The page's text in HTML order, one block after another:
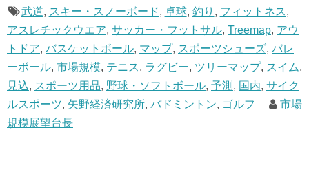
武道, スキー・スノーボード, 卓球, 釣り , フィットネス,
アスレチックウエア, サッカー・フットサル, Treemap, アウ
トドア, バスケットボール, マップ, スポーツシューズ, バレ
ーボール, 市場規模, テニス, ラグビー, ツリーマップ, スイム,
見込, スポーツ用品, 野球・ソフトボール, 予測 , 国内, サイク
ルスポーツ, 矢野経済研究所, バドミントン, ゴルフ
市場
規模展望台長